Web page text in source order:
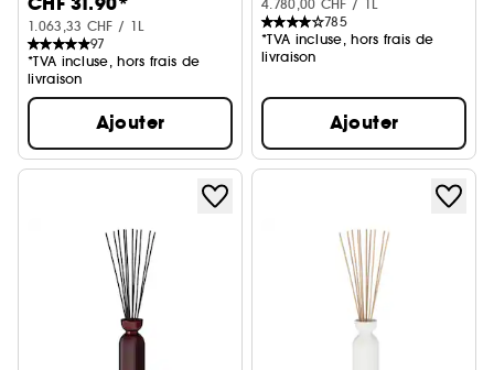
1.063,33 CHF / 1L
97
*TVA incluse, hors frais de
livraison
Ajouter
4.780,00 CHF / 1L
785
*TVA incluse, hors frais de
livraison
Ajouter